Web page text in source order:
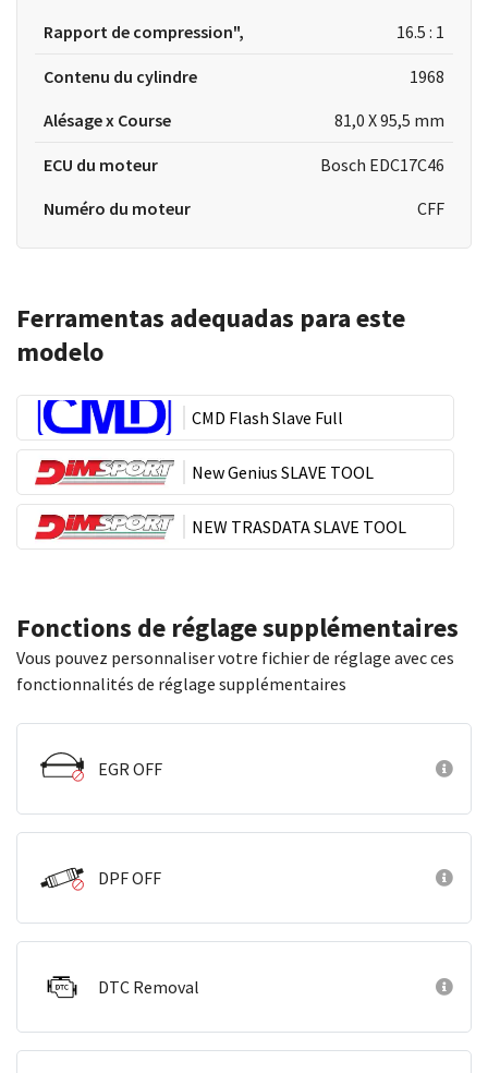
Rapport de compression",
16.5 : 1
Contenu du cylindre
1968
Alésage x Course
81,0 X 95,5 mm
ECU du moteur
Bosch EDC17C46
Numéro du moteur
CFF
Ferramentas adequadas para este
modelo
CMD Flash Slave Full
New Genius SLAVE TOOL
NEW TRASDATA SLAVE TOOL
Fonctions de réglage supplémentaires
Vous pouvez personnaliser votre fichier de réglage avec ces
fonctionnalités de réglage supplémentaires
EGR OFF
DPF OFF
DTC Removal